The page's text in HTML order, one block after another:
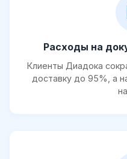
Расходы на
Клиенты Диадока
доставку до 95%, а